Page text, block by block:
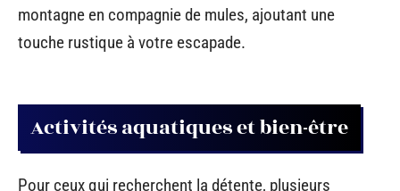
montagne en compagnie de mules, ajoutant une
touche rustique à votre escapade.
Activités aquatiques et bien-être
Pour ceux qui recherchent la détente, plusieurs